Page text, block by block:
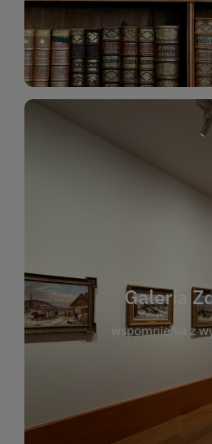
Katalog
Galeria
wspomnienia z
Galeria
wspomnienia z wydarzeń,
którym można zobaczyć, jak
i jej społeczność. Zdjęcia
uroczyste chwile, jak i
czytelników. Regularnie
by każdy mógł powrócić
momentów. Zapraszamy
wspominania i